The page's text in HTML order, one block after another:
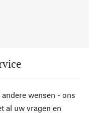
wensen - ons
al uw vragen en